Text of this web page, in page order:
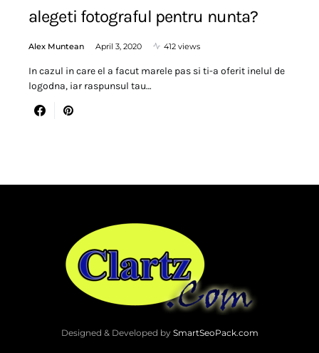
alegeti fotograful pentru nunta?
Alex Muntean April 3, 2020 412 views
In cazul in care el a facut marele pas si ti-a oferit inelul de
logodna, iar raspunsul tau…
Designed & Developed by SmartSeoPack.com